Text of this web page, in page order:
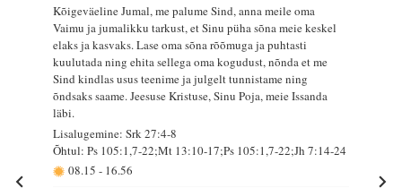
Kõigeväeline Jumal, me palume Sind, anna meile oma
Vaimu ja jumalikku tarkust, et Sinu püha sõna meie keskel
elaks ja kasvaks. Lase oma sõna rõõmuga ja puhtasti
kuulutada ning ehita sellega oma kogudust, nõnda et me
Sind kindlas usus teenime ja julgelt tunnistame ning
õndsaks saame. Jeesuse Kristuse, Sinu Poja, meie Issanda
läbi.
Lisalugemine: Srk 27:4-8
Õhtul: Ps 105:1,7-22;Mt 13:10-17;Ps 105:1,7-22;Jh 7:14-24
08.15- 16.56